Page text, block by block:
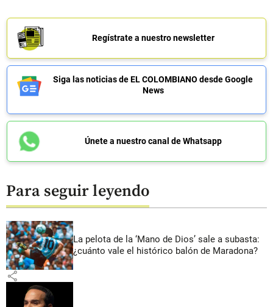
Regístrate a nuestro newsletter
Siga las noticias de EL COLOMBIANO desde Google
News
Únete a nuestro canal de Whatsapp
Para seguir leyendo
La pelota de la ‘Mano de Dios’ sale a subasta:
¿cuánto vale el histórico balón de Maradona?
share